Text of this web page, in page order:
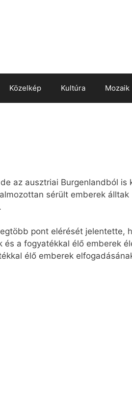
Közelkép Kultúra Mozaik
az ausztriai Burgenlandból is
sérült emberek álltak
pont elérését jelentette,
a fogyatékkal élő emberek
élő emberek